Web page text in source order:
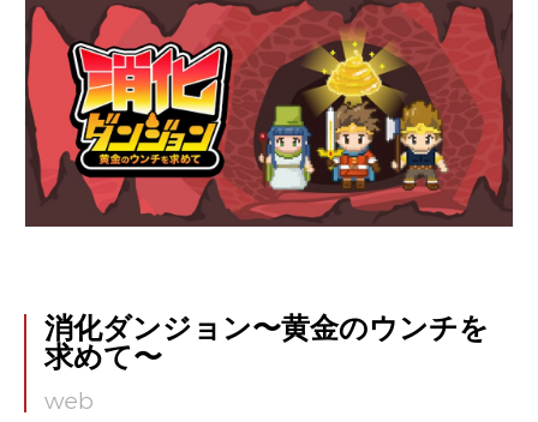
消化ダンジョン〜黄金のウンチを
求めて〜
web